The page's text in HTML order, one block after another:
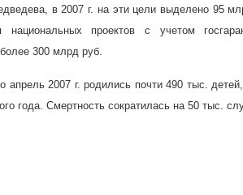
в2007 г. на эти цели выделено 95
проектов с учетом
300 млрд руб.
апрель2007 г. родились почти 490 тыс.
года. Смертность сократилась на 50 тыс.